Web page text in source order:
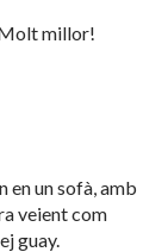
millor!
en un sofà, amb
veient com
guay.